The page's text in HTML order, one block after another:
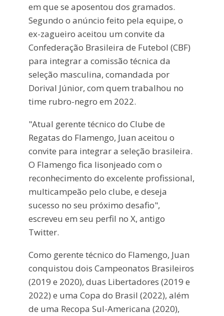
em que se aposentou dos gramados.
Segundo o anúncio feito pela equipe, o
ex-zagueiro aceitou um convite da
Confederação Brasileira de Futebol (CBF)
para integrar a comissão técnica da
seleção masculina, comandada por
Dorival Júnior, com quem trabalhou no
time rubro-negro em 2022.
"Atual gerente técnico do Clube de
Regatas do Flamengo, Juan aceitou o
convite para integrar a seleção brasileira.
O Flamengo fica lisonjeado com o
reconhecimento do excelente profissional,
multicampeão pelo clube, e deseja
sucesso no seu próximo desafio",
escreveu em seu perfil no X, antigo
Twitter.
Como gerente técnico do Flamengo, Juan
conquistou dois Campeonatos Brasileiros
(2019 e 2020), duas Libertadores (2019 e
2022) e uma Copa do Brasil (2022), além
de uma Recopa Sul-Americana (2020),